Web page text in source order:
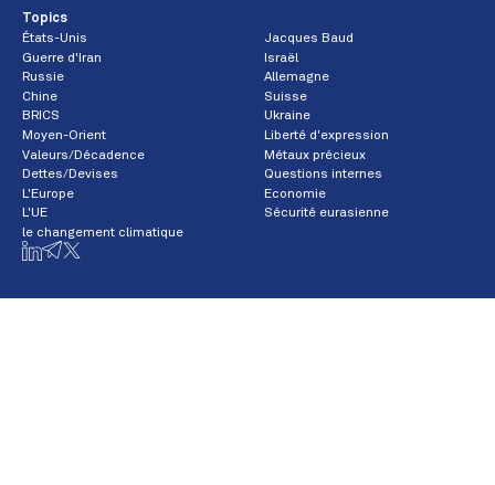
Topics
États-Unis
Jacques Baud
Guerre d'Iran
Israël
Russie
Allemagne
Chine
Suisse
BRICS
Ukraine
Moyen-Orient
Liberté d'expression
Valeurs/Décadence
Métaux précieux
Dettes/Devises
Questions internes
L'Europe
Economie
L'UE
Sécurité eurasienne
le changement climatique